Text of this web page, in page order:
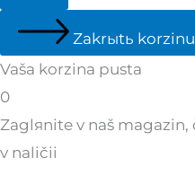
Zakrыtь korzinu
Vaša korzina pusta
0
Zaglяnite v naš
v naličii